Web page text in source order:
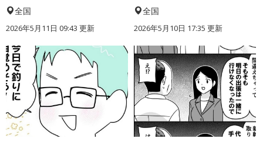
全国
2026年5月11日 09:43 更新
全国
2026年5月10日 17:35 更新